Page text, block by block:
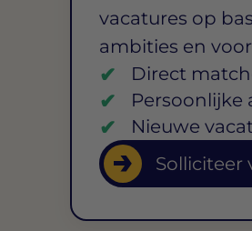
vacatures op
ambities en
Direct
Persoonlijke
Nieuwe
Solliciteer